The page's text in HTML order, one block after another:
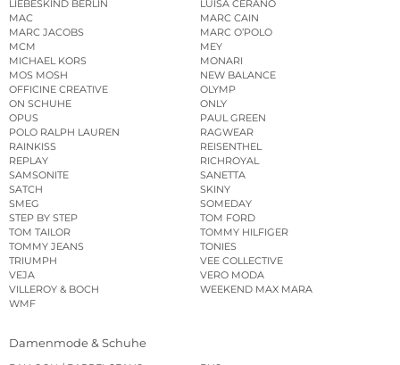
LIEBESKIND BERLIN
LUISA CERANO
MAC
MARC CAIN
MARC JACOBS
MARC O’POLO
MCM
MEY
MICHAEL KORS
MONARI
MOS MOSH
NEW BALANCE
OFFICINE CREATIVE
OLYMP
ON SCHUHE
ONLY
OPUS
PAUL GREEN
POLO RALPH LAUREN
RAGWEAR
RAINKISS
REISENTHEL
REPLAY
RICHROYAL
SAMSONITE
SANETTA
SATCH
SKINY
SMEG
SOMEDAY
STEP BY STEP
TOM FORD
TOM TAILOR
TOMMY HILFIGER
TOMMY JEANS
TONIES
TRIUMPH
VEE COLLECTIVE
VEJA
VERO MODA
VILLEROY & BOCH
WEEKEND MAX MARA
WMF
Damenmode & Schuhe